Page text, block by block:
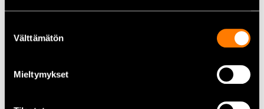
valinta
Välttämätön
Mieltymykset
Motorcyklar
Snöskotrar